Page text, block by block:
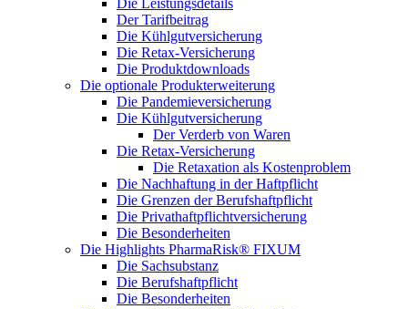
Die Leistungsdetails
Der Tarifbeitrag
Die Kühlgutversicherung
Die Retax-Versicherung
Die Produktdownloads
Die optionale Produkterweiterung
Die Pandemieversicherung
Die Kühlgutversicherung
Der Verderb von Waren
Die Retax-Versicherung
Die Retaxation als Kostenproblem
Die Nachhaftung in der Haftpflicht
Die Grenzen der Berufshaftpflicht
Die Privathaftpflichtversicherung
Die Besonderheiten
Die Highlights PharmaRisk® FIXUM
Die Sachsubstanz
Die Berufshaftpflicht
Die Besonderheiten